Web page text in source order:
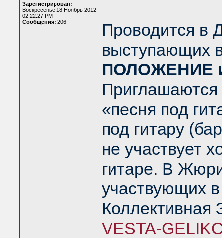
Зарегистрирован:
Воскресенье 18 Ноябрь 2012
02:22:27 PM
Сообщения: 206
Проводится в
выступающих
ПОЛОЖЕНИЕ
Приглашаются
«песня под
под гитару
не участвует
гитаре. В
участвующих
Коллективная
VESTA-